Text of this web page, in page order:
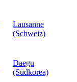
Lausanne
(Schweiz)
Daegu
(Südkorea)